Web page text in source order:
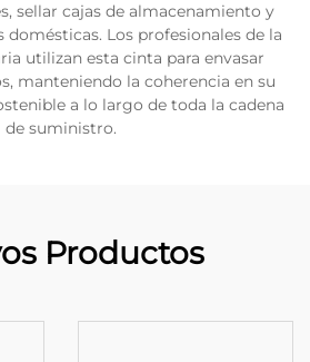
sellar cajas de almacenamiento y
domésticas. Los profesionales de la
utilizan esta cinta para envasar
manteniendo la coherencia en su
a lo largo de toda la cadena
de suministro.
Productos